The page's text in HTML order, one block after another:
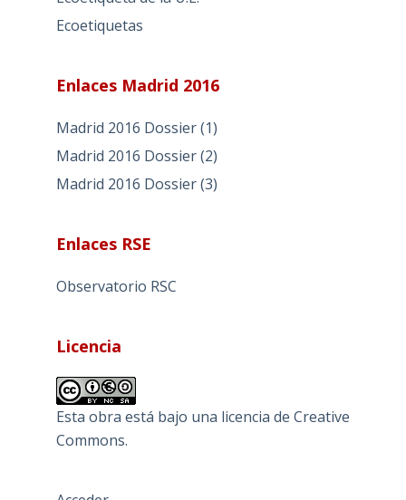
Ecoetiquetas
Enlaces Madrid 2016
Madrid 2016 Dossier (1)
Madrid 2016 Dossier (2)
Madrid 2016 Dossier (3)
Enlaces RSE
Observatorio RSC
Licencia
Esta obra está bajo una licencia de Creative
Commons.